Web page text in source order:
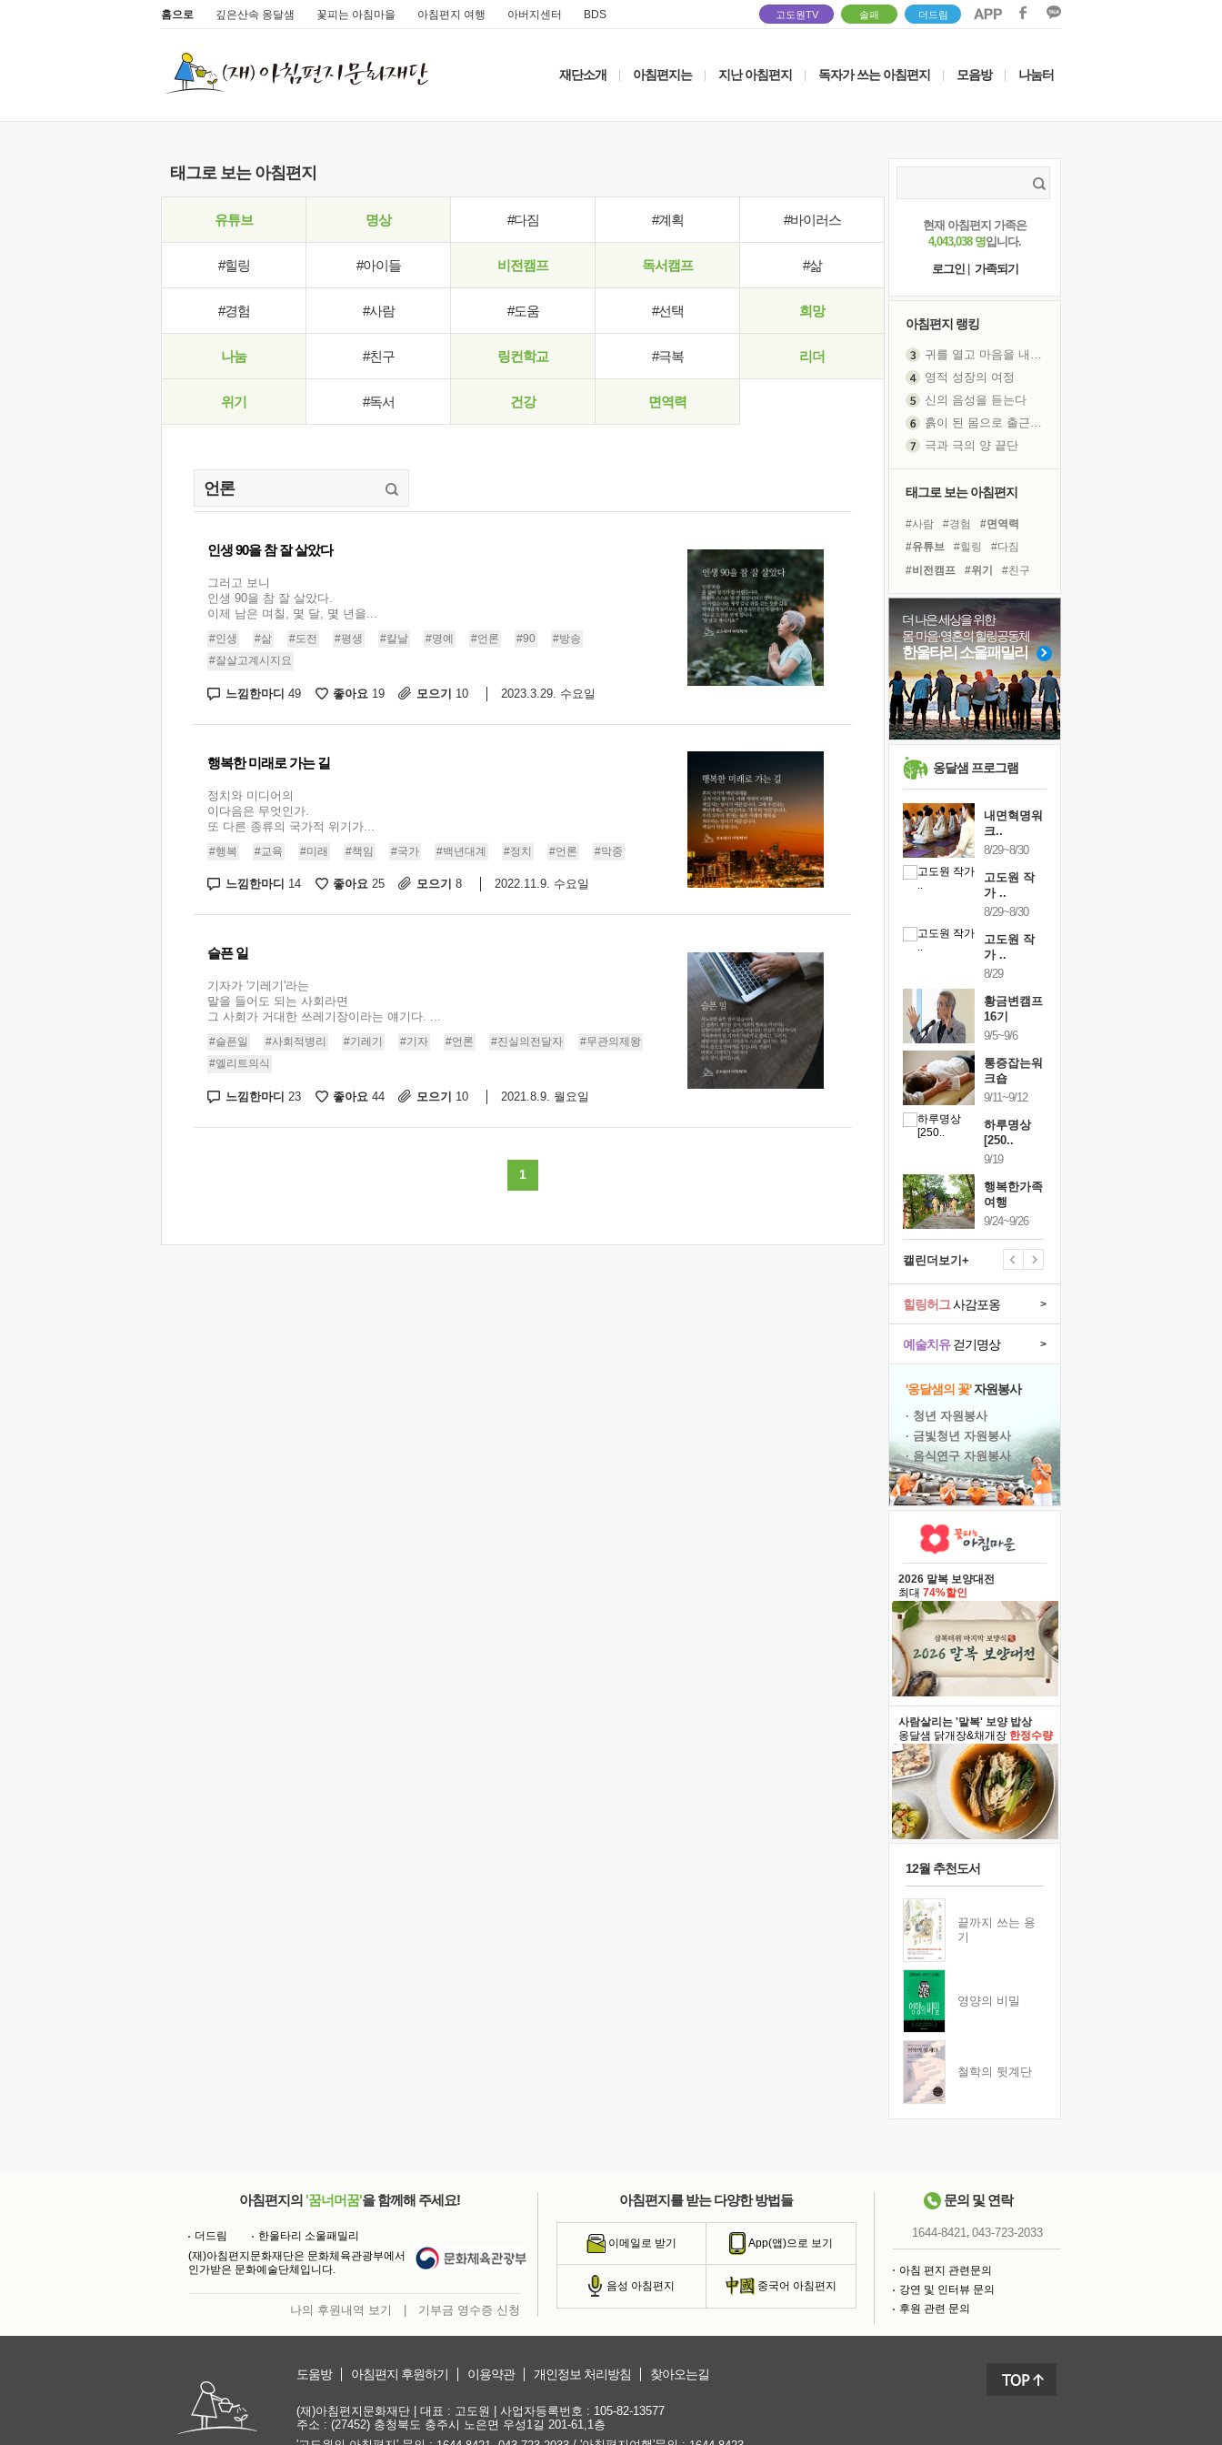
홈으로 깊은산속 옹달샘 꽃피는 아침마을 아침편지 여행 아버지센터 BDS 고도원TV 솔패 더드림
재단소개 아침편지는 지난 아침편지 독자가 쓰는 아침편지 모음방 나눔터
태그로 보는 아침편지
유튜브 명상 #다짐 #계획 #바이러스
#힐링 #아이들 비전캠프 독서캠프 #삶
#경험 #사람 #도움 #선택 희망
나눔 #친구 링컨학교 #극복 리더
위기 #독서 건강 면역력
인생 90을 참 잘 살았다
그러고 보니
인생 90을 참 잘 살았다.
이제 남은 며칠, 몇 달, 몇 년을...
#인생 #삶 #도전 #평생 #칼날 #명예 #언론 #90
#방송
#잘살고계시지요
느낌한마디 49 좋아요 19 모으기 10 2023.3.29. 수요일
행복한 미래로 가는 길
정치와 미디어의
이다음은 무엇인가.
또 다른 종류의 국가적 위기가...
#행복 #교육 #미래 #책임 #국가 #백년대계 #정치 #언론 #막중
느낌한마디 14 좋아요 25 모으기 8 2022.11.9. 수요일
슬픈 일
기자가 '기레기'라는
말을 들어도 되는 사회라면
그 사회가 거대한 쓰레기장이라는 얘기다. ...
#슬픈일 #사회적병리 #기레기 #기자 #언론 #진실의전달자
#무관의제왕
#엘리트의식
느낌한마디 23 좋아요 44 모으기 10 2021.8.9. 월요일
1
현재 아침편지 가족은
4,043,038 명입니다.
로그인
가족되기
아침편지 랭킹
귀를 열고 마음을 내어주고
영적 성장의 여정
신의 음성을 듣는다
흙이 된 몸으로 출근하는 여자
극과 극의 양 끝단
아픈 아버지를 위한 공간 설계
슬럼프
보고 싶은 어머니
유년 시절의 부산 영도 바다
못된 꼰대들
너무 황홀한 꽃들이여!
희망이란
'모른다'는 것
태그로 보는 아침편지
#사람 #경험
#면역력
#유튜브
#힐링
#다짐
#비전캠프
#위기
#친구
#도움
#바이러스
#아이들
#독서
#나눔
#삶
#극복
#독서캠프
#계획
#리더
#희망
#링컨학교
더 나은 세상을 위한
몸·마음·영혼의 힐링공동체
한울타리 소울패밀리
옹달샘 프로그램
건강명상법
스..
10/9~10/10
내면혁명워
10/17~10/18
17기
10/30~10/31
통증잡는워
11/7~11/8
내면혁명워
크..
내면혁명워
크..
8/29~8/30
고도원 작
가 ..
8/29~8/30
고도원 작
가 ..
8/29
황금변캠프
16기
9/5~9/6
통증잡는워
크숍
9/11~9/12
하루명상
[250..
9/19
행복한가족
여행
9/24~9/26
캘린더보기+
예술치유걷기명상 >
힐링허그사감포옹 >
'옹달샘의 꽃'자원봉사
· 청년 자원봉사
· 금빛청년 자원봉사
· 음식연구 자원봉사
2026 말복 보양대전
최대 74%할인
사람살리는 '말복' 보양 밥상
옹달샘 닭개장&채개장 한정수량
12월 추천도서
끝까지 쓰는 용
기
영양의 비밀
철학의 뒷계단
아침편지의 '꿈너머꿈'을 함께해 주세요!
더드림
한울타리 소울패밀리
(재)아침편지문화재단은 문화체육관광부에서
인가받은 문화예술단체입니다.
나의 후원내역 보기 기부금 영수증 신청
아침편지를 받는 다양한 방법들
이메일로 받기 App(앱)으로 보기
음성 아침편지 중국어 아침편지
문의 및 연락
1644-8421, 043-723-2033
아침 편지 관련문의
강연 및 인터뷰 문의
후원 관련 문의
도움방 아침편지 후원하기 이용약관 개인정보 처리방침 찾아오는길
(재)아침편지문화재단 | 대표 : 고도원 | 사업자등록번호 : 105-82-13577
주소 : (27452) 충청북도 충주시 노은면 우성1길 201-61,1층